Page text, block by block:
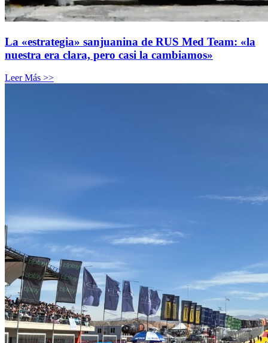
La «estrategia» sanjuanina de RUS Med Team: «la
nuestra era clara, pero casi la cambiamos»
Leer Más >>